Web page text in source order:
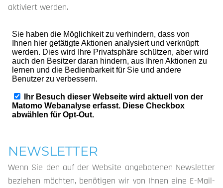
aktiviert werden.
NEWSLETTER
Wenn Sie den auf der Website angebotenen Newsletter
beziehen möchten, benötigen wir von Ihnen eine E-Mail-